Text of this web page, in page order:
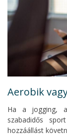
Aerobik
Ha a jogging,
szabadidős
hozzáállást